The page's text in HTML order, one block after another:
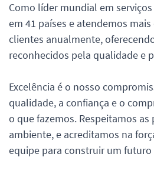
Como líder mundial em
em 41 países e atendemos
clientes anualmente,
reconhecidos pela qualidade e
Excelência é o nosso
qualidade, a confiança e o
o que fazemos. Respeitamos as
ambiente, e acreditamos na
equipe para construir um